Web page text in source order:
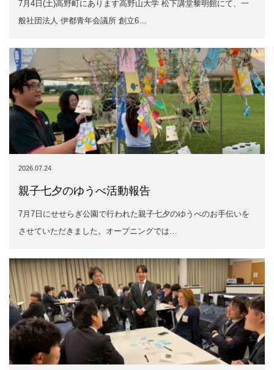
2026.07.24
親子七夕のゆうべ活動報告
7月7日にせせらぎ公園で行われた親子七夕のゆうべのお手伝いを
させていただきました。オープニングでは…
2026.06.30
5月度例会 『～ありえないを、ありえるに～ 競
争しない価値を生み出す新たな発想』
5月18日(月)和歌山城ホールにて、5月度例会 『～ありえないを、
ありえるに～ 競争しない価値を生…